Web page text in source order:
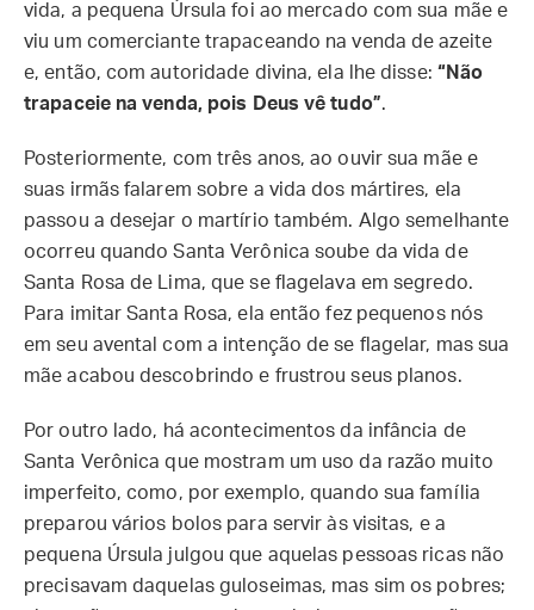
vida, a pequena Úrsula foi ao mercado com sua mãe e
viu um comerciante trapaceando na venda de azeite
e, então, com autoridade divina, ela lhe disse: “Não
trapaceie na venda, pois Deus vê tudo”.
Posteriormente, com três anos, ao ouvir sua mãe e
suas irmãs falarem sobre a vida dos mártires, ela
passou a desejar o martírio também. Algo semelhante
ocorreu quando Santa Verônica soube da vida de
Santa Rosa de Lima, que se flagelava em segredo.
Para imitar Santa Rosa, ela então fez pequenos nós
em seu avental com a intenção de se flagelar, mas sua
mãe acabou descobrindo e frustrou seus planos.
Por outro lado, há acontecimentos da infância de
Santa Verônica que mostram um uso da razão muito
imperfeito, como, por exemplo, quando sua família
preparou vários bolos para servir às visitas, e a
pequena Úrsula julgou que aquelas pessoas ricas não
precisavam daquelas guloseimas, mas sim os pobres;